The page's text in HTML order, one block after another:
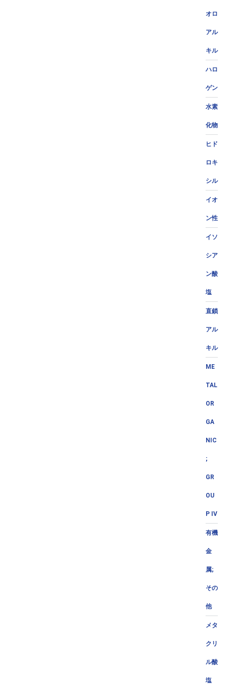
オロ
アル
キル
ハロ
ゲン
水素
化物
ヒド
ロキ
シル
イオ
ン性
イソ
シア
ン酸
塩
直鎖
アル
キル
ME
TAL
OR
GA
NIC
;
GR
OU
P IV
有機
金
属;
その
他
メタ
クリ
ル酸
塩